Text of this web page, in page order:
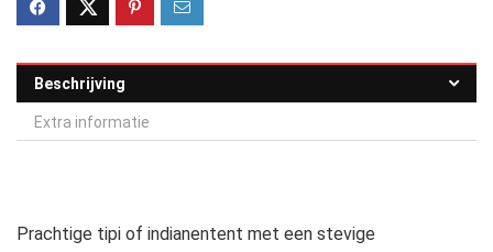
Beschrijving
Extra informatie
Prachtige tipi of indianentent met een stevige